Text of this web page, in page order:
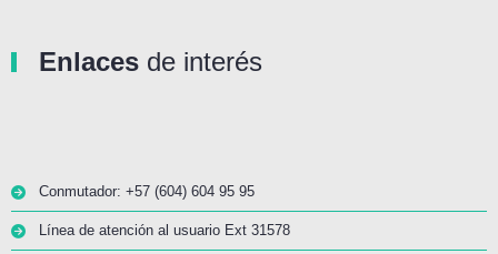
Enlaces de interés
Conmutador: +57 (604) 604 95 95
Línea de atención al usuario Ext 31578